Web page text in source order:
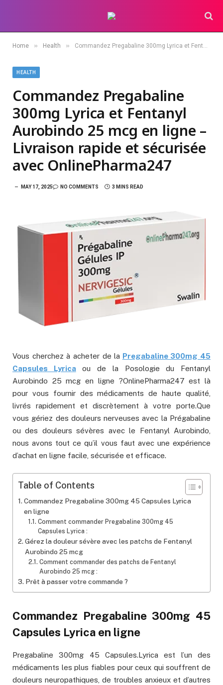
Home » Health » Commandez Pregabaline 300mg Lyrica et Fentanyl Aurobindo 25 mcg en ligne – Livraison rapide et sécurisée avec OnlinePharma247
HEALTH
Commandez Pregabaline
300mg Lyrica et Fentanyl
Aurobindo 25 mcg en ligne –
Livraison rapide et sécurisée
avec OnlinePharma247
MAY 17, 2025 NO COMMENTS 3 MINS READ
Vous cherchez à acheter de la Pregabaline 300mg 45
Capsules Lyrica ou de la Posologie du Fentanyl
Aurobindo 25 mcg en ligne ?OnlinePharma247 est là
pour vous fournir des médicaments de haute qualité,
livrés rapidement et discrètement à votre porte.Que
vous gériez des douleurs nerveuses avec la Prégabaline
ou des douleurs sévères avec le Fentanyl Aurobindo,
nous avons tout ce qu’il vous faut avec une expérience
d’achat en ligne facile, sécurisée et efficace.
Table of Contents
Commandez Pregabaline 300mg 45 Capsules Lyrica
en ligne
Comment commander Pregabaline 300mg 45
Capsules Lyrica :
Gérez la douleur sévère avec les patchs de Fentanyl
Aurobindo 25 mcg
Comment commander des patchs de Fentanyl
Aurobindo 25 mcg :
Prêt à passer votre commande ?
Commandez Pregabaline 300mg 45
Capsules Lyrica en ligne
Pregabaline 300mg 45 Capsules.Lyrica est l’un des
médicaments les plus fiables pour ceux qui souffrent de
douleurs neuropathiques, de troubles anxieux et d’autres